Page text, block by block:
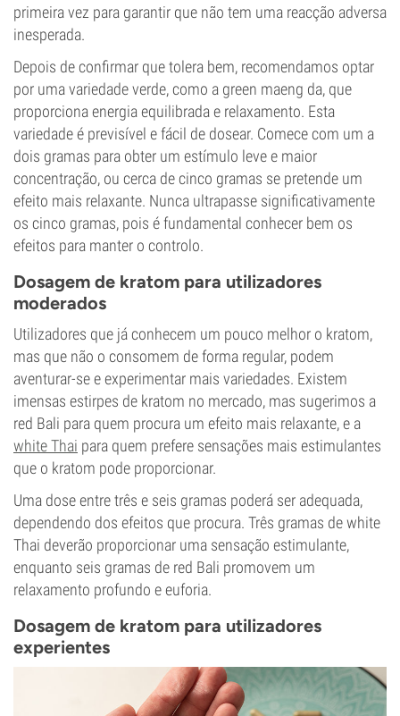
primeira vez para garantir que não tem uma reacção adversa
inesperada.
Depois de confirmar que tolera bem, recomendamos optar
por uma variedade verde, como a green maeng da, que
proporciona energia equilibrada e relaxamento. Esta
variedade é previsível e fácil de dosear. Comece com um a
dois gramas para obter um estímulo leve e maior
concentração, ou cerca de cinco gramas se pretende um
efeito mais relaxante. Nunca ultrapasse significativamente
os cinco gramas, pois é fundamental conhecer bem os
efeitos para manter o controlo.
Dosagem de kratom para utilizadores
moderados
Utilizadores que já conhecem um pouco melhor o kratom,
mas que não o consomem de forma regular, podem
aventurar-se e experimentar mais variedades. Existem
imensas estirpes de kratom no mercado, mas sugerimos a
red Bali para quem procura um efeito mais relaxante, e a
white Thai para quem prefere sensações mais estimulantes
que o kratom pode proporcionar.
Uma dose entre três e seis gramas poderá ser adequada,
dependendo dos efeitos que procura. Três gramas de white
Thai deverão proporcionar uma sensação estimulante,
enquanto seis gramas de red Bali promovem um
relaxamento profundo e euforia.
Dosagem de kratom para utilizadores
experientes